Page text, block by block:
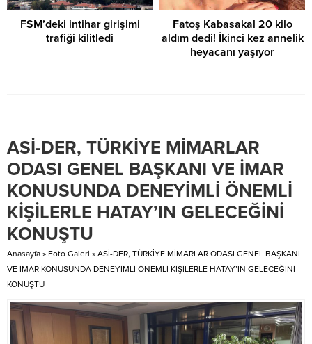
FSM’deki intihar girişimi
trafiği kilitledi
Fatoş Kabasakal 20 kilo
aldım dedi! İkinci kez annelik
heyacanı yaşıyor
ASİ-DER, TÜRKİYE MİMARLAR
ODASI GENEL BAŞKANI VE İMAR
KONUSUNDA DENEYİMLİ ÖNEMLİ
KİŞİLERLE HATAY’IN GELECEĞİNİ
KONUŞTU
Anasayfa » Foto Galeri » ASİ-DER, TÜRKİYE MİMARLAR ODASI GENEL BAŞKANI
VE İMAR KONUSUNDA DENEYİMLİ ÖNEMLİ KİŞİLERLE HATAY’IN GELECEĞİNİ
KONUŞTU